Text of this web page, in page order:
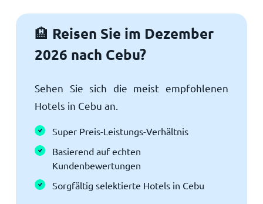
🏨 Reisen Sie im Dezember
2026 nach Cebu?
Sehen Sie sich die meist empfohlenen
Hotels in Cebu an.
Super Preis-Leistungs-Verhältnis
Basierend auf echten
Kundenbewertungen
Sorgfältig selektierte Hotels in Cebu